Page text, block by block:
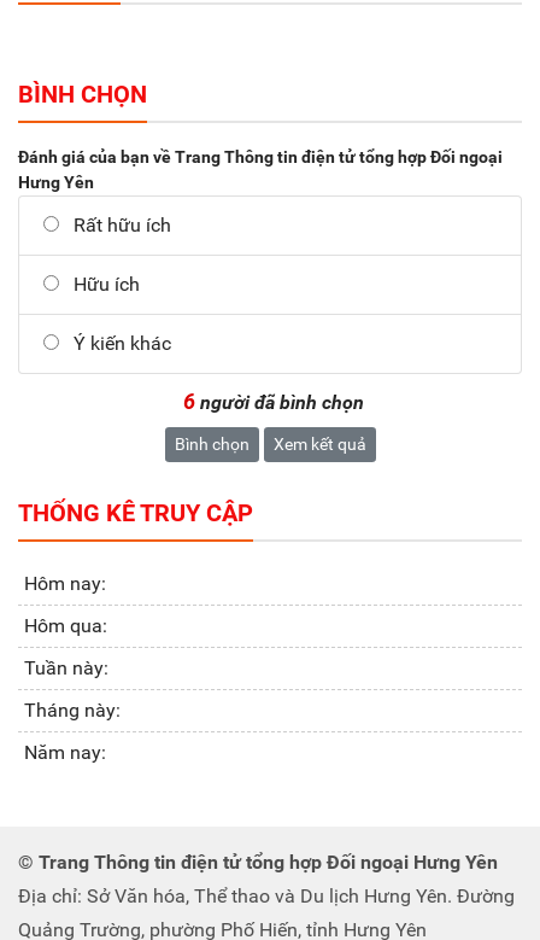
BÌNH CHỌN
Đánh giá của bạn về Trang Thông tin điện tử tổng hợp Đối ngoại
Hưng Yên
Rất hữu ích
Hữu ích
Ý kiến khác
6 người đã bình chọn
Bình chọn Xem kết quả
THỐNG KÊ TRUY CẬP
Hôm nay:
Hôm qua:
Tuần này:
Tháng này:
Năm nay:
© Trang Thông tin điện tử tổng hợp Đối ngoại Hưng Yên
Địa chỉ: Sở Văn hóa, Thể thao và Du lịch Hưng Yên. Đường
Quảng Trường, phường Phố Hiến, tỉnh Hưng Yên